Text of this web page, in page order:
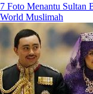
7 Foto Menantu Sultan
World Muslimah